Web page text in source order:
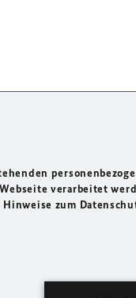
verarbeitet
zum